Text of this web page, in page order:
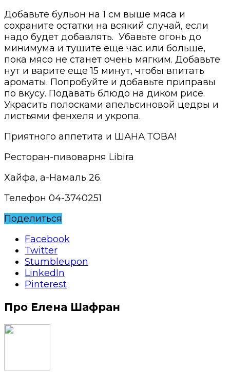
Добавьте бульон на 1 см выше мяса и
сохраните остатки на всякий случай, если
надо будет добавлять. Убавьте огонь до
минимума и тушите еще час или больше,
пока мясо не станет очень мягким. Добавьте
нут и варите еще 15 минут, чтобы впитать
ароматы. Попробуйте и добавьте приправы
по вкусу. Подавать блюдо на диком рисе.
Украсить полосками апельсиновой цедры и
листьями фенхеля и укропа.
Приятного аппетита и ШАНА ТОВА!
Ресторан-пивоварня Libira
Хайфа, а-Намаль 26.
Телефон 04-3740251
Поделиться
Facebook
Twitter
Stumbleupon
LinkedIn
Pinterest
Про Елена Шафран